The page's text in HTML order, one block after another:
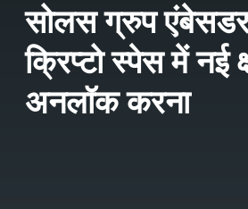
सोलस ग्रुप एंबेसडर
क्रिप्टो स्पेस में नई
अनलॉक करना